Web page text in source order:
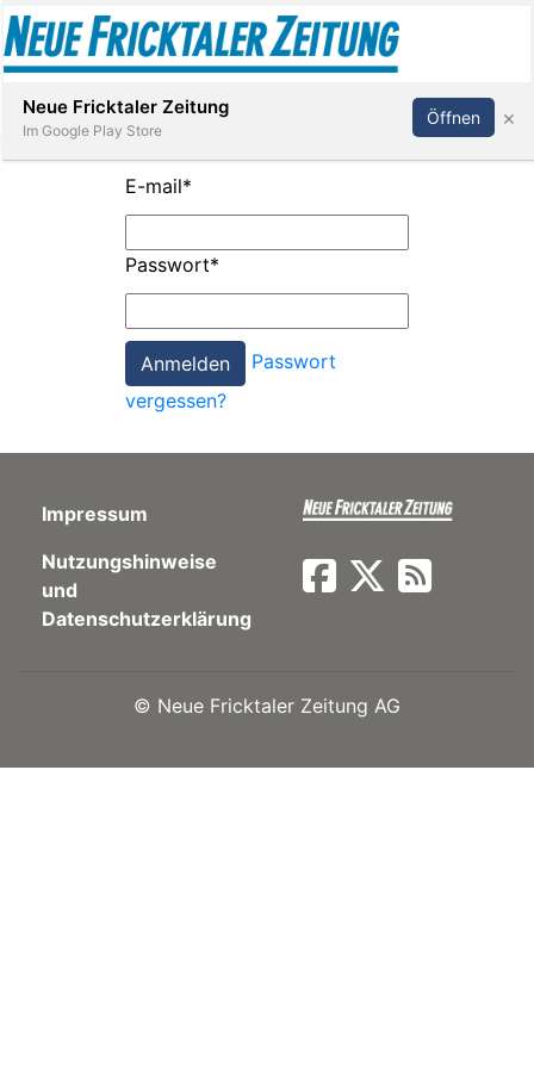
Paper
App
Abonnieren Anmelden
E-mail*
Passwort*
Passwort
vergessen?
Impressum
Nutzungshinweise
und
Datenschutzerklärung
© Neue Fricktaler Zeitung AG
Neue Fricktaler Zeitung
Im Google Play Store
Öffnen ×